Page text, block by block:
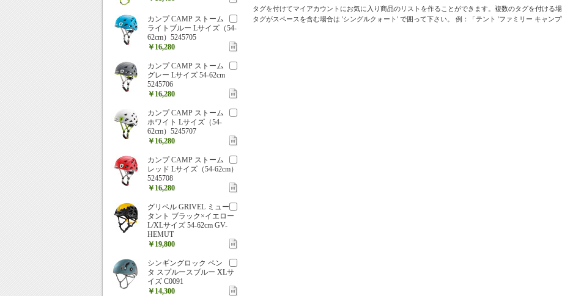
タグを付けてマイアカウントにお気に入り商品のリストを作ることができます。複数のタグを付ける
タグがスペースを含む場合は 'シングルクォート' で囲って下さい。 例：「テント 'ファミリー キャンプ'
カンプ CAMP ストーム
ライトブルー Lサイズ（54-
62cm）5245705
￥16,280
カンプ CAMP ストーム
グレー Lサイズ 54-62cm
5245706
￥16,280
カンプ CAMP ストーム
ホワイト Lサイズ（54-
62cm）5245707
￥16,280
カンプ CAMP ストーム
レッド Lサイズ（54-62cm）
5245708
￥16,280
グリベル GRIVEL ミュー
タント ブラック×イエロー
L/XLサイズ 54-62cm GV-
HEMUT
￥19,800
シンギングロック ペン
タ スプルースブルー XLサ
イズ C0091
￥14,300